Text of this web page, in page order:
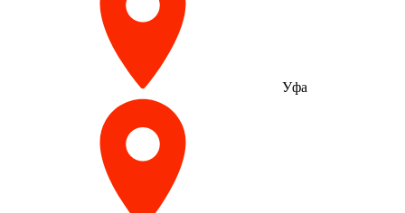
Уфа